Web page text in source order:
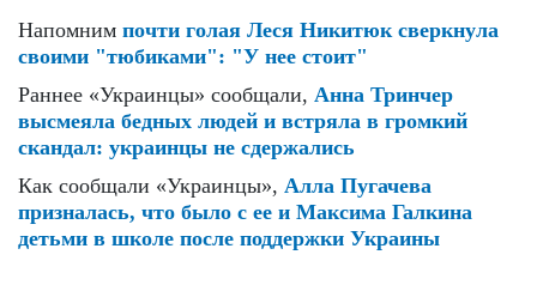
Напомним почти голая Леся Никитюк сверкнула
своими "тюбиками": "У нее стоит"
Раннее «Украинцы» сообщали, Анна Тринчер
высмеяла бедных людей и встряла в громкий
скандал: украинцы не сдержались
Как сообщали «Украинцы», Алла Пугачева
призналась, что было с ее и Максима Галкина
детьми в школе после поддержки Украины